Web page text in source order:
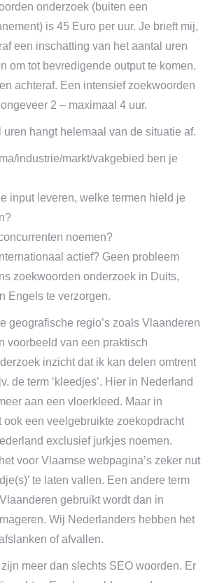
onderzoek (buiten een
is 45 Euro per uur. Je brieft mij,
een inschatting van het aantal uren
om tot bevredigende output te komen.
achteraf. Een intensief zoekwoorden
2 – maximaal 4 uur.
uren hangt helemaal van de situatie af.
industrie/markt/vakgebied ben je
input leveren, welke termen hield je
noemen?
actief? Geen probleem
zoekwoorden onderzoek in Duits,
Engels te verzorgen.
geografische regio’s zoals Vlaanderen
voorbeeld van een praktisch
inzicht dat ik kan delen omtrent
de term ‘kleedjes’. Hier in Nederland
aan een vloerkleed. Maar in
ook een veelgebruikte zoekopdracht
exclusief jurkjes noemen.
voor Vlaamse webpagina’s zeker nut
te laten vallen. Een andere term
gebruikt wordt dan in
Wij Nederlanders hebben het
of afvallen.
meer dan slechts SEO woorden. Er